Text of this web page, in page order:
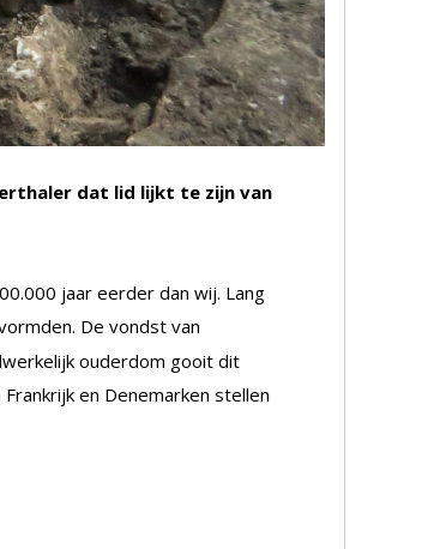
dat lid lijkt te zijn van
jaar eerder dan wij. Lang
De vondst van
ouderdom gooit dit
en Denemarken stellen